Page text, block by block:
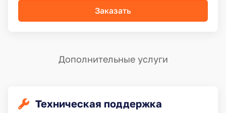
Заказать
Дополнительные услуги
Техническая поддержка